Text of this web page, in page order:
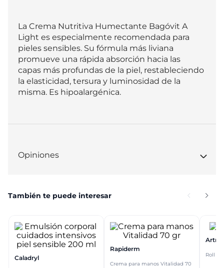
La Crema Nutritiva Humectante Bagóvit A
Light es especialmente recomendada para
pieles sensibles. Su fórmula más liviana
promueve una rápida absorción hacia las
capas más profundas de la piel, restableciendo
la elasticidad, tersura y luminosidad de la
misma. Es hipoalargénica.
Opiniones
También te puede interesar
Caladryl
Rapiderm
Crema para manos Vitalidad 70
Roll